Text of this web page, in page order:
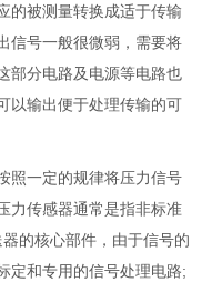
的被测量转换成适于传输
信号一般很微弱，需要将
部分电路及电源等电路也
以输出便于处理传输的可
照一定的规律将压力信号
力传感器通常是指非标准
的核心部件，由于信号的
定和专用的信号处理电路;